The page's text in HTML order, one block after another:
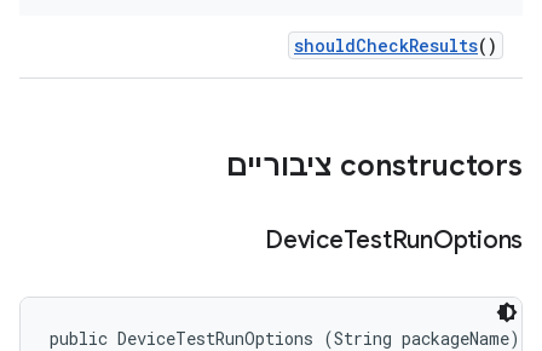
shouldCheckResults()
‫constructors ציבוריים
DeviceTestRunOptions
public DeviceTestRunOptions (String packageName)